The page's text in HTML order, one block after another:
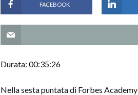
FACEBOOK
Durata: 00:35:26
Nella sesta puntata di Forbes